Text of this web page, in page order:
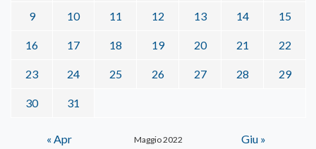
Maggio 2022
9 10 11 12 13 14 15
16 17 18 19 20 21 22
23 24 25 26 27 28 29
30 31
« Apr Giu »